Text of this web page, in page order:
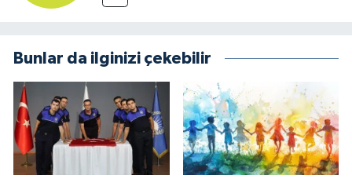
Bunlar da ilginizi çekebilir